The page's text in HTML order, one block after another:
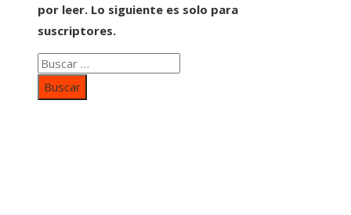
por leer. Lo siguiente es solo para
suscriptores.
Buscar: